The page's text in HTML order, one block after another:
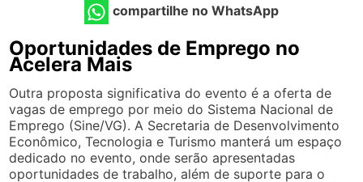
compartilhe no WhatsApp
Oportunidades de Emprego no
Acelera Mais
Outra proposta significativa do evento é a oferta de
vagas de emprego por meio do Sistema Nacional de
Emprego (Sine/VG). A Secretaria de Desenvolvimento
Econômico, Tecnologia e Turismo manterá um espaço
dedicado no evento, onde serão apresentadas
oportunidades de trabalho, além de suporte para o